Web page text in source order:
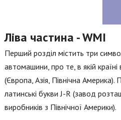
Ліва частина - WMI
Перший розділ містить три
автомашини, про те, в якій
(Європа, Азія, Північна
латинські букви J-R (завод
виробників з Північної Америки).